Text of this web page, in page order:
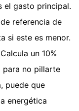
el gasto principal.
referencia de
si este es menor.
un 10%
para no pillarte
puede que
energética